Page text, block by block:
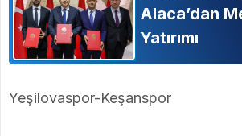
Alaca’dan
Yatırımı
Yeşilovaspor-Keşanspor